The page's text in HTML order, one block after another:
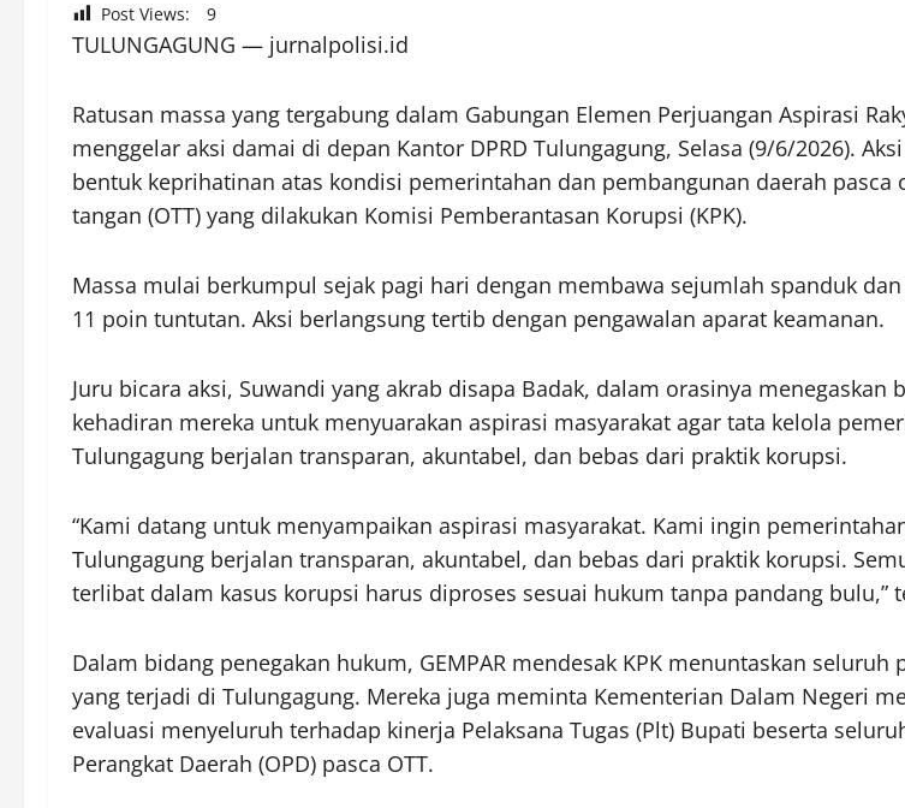
Post Views: 9
TULUNGAGUNG — jurnalpolisi.id
Ratusan massa yang tergabung dalam Gabungan Elemen Perjuangan Aspirasi
menggelar aksi damai di depan Kantor DPRD Tulungagung, Selasa (9/6/2026).
bentuk keprihatinan atas kondisi pemerintahan dan pembangunan daerah pasca
tangan (OTT) yang dilakukan Komisi Pemberantasan Korupsi (KPK).
Massa mulai berkumpul sejak pagi hari dengan membawa sejumlah spanduk
11 poin tuntutan. Aksi berlangsung tertib dengan pengawalan aparat keamanan.
Juru bicara aksi, Suwandi yang akrab disapa Badak, dalam orasinya menegaskan
kehadiran mereka untuk menyuarakan aspirasi masyarakat agar tata kelola
Tulungagung berjalan transparan, akuntabel, dan bebas dari praktik korupsi.
“Kami datang untuk menyampaikan aspirasi masyarakat. Kami ingin
Tulungagung berjalan transparan, akuntabel, dan bebas dari praktik korupsi.
terlibat dalam kasus korupsi harus diproses sesuai hukum tanpa pandang bulu,”
Dalam bidang penegakan hukum, GEMPAR mendesak KPK menuntaskan seluruh
yang terjadi di Tulungagung. Mereka juga meminta Kementerian Dalam Negeri
evaluasi menyeluruh terhadap kinerja Pelaksana Tugas (Plt) Bupati beserta
Perangkat Daerah (OPD) pasca OTT.